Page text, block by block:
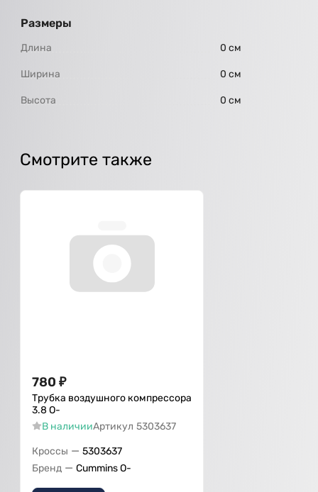
Размеры
Длина 0 см
Ширина 0 см
Высота 0 см
Смотрите также
780 ₽
Трубка воздушного компрессора
3.8 О-
В наличииАртикул 5303637
Кроссы — 5303637
Бренд — Cummins O-